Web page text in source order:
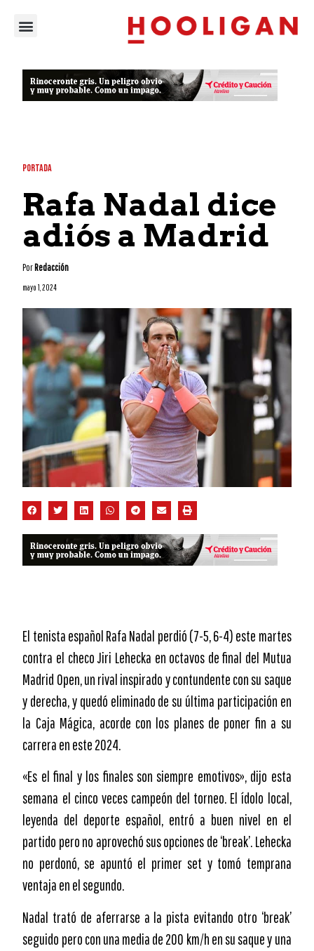
PORTADA
Rafa Nadal dice
adiós a Madrid
PorRedacción
mayo 1, 2024
El tenista español Rafa Nadal perdió (7-5, 6-4) este martes
contra el checo Jiri Lehecka en octavos de final del Mutua
Madrid Open, un rival inspirado y contundente con su saque
y derecha, y quedó eliminado de su última participación en
la Caja Mágica, acorde con los planes de poner fin a su
carrera en este 2024.
«Es el final y los finales son siempre emotivos», dijo esta
semana el cinco veces campeón del torneo. El ídolo local,
leyenda del deporte español, entró a buen nivel en el
partido pero no aprovechó sus opciones de ‘break’. Lehecka
no perdonó, se apuntó el primer set y tomó temprana
ventaja en el segundo.
Nadal trató de aferrarse a la pista evitando otro ‘break’
seguido pero con una media de 200 km/h en su saque y una